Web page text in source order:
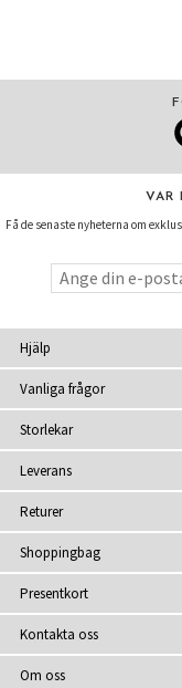
VAR
Få de senaste nyheterna om
Hjälp
Vanliga frågor
Storlekar
Leverans
Returer
Shoppingbag
Presentkort
Kontakta oss
Om oss